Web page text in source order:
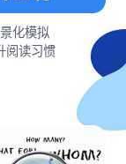
化模拟
阅读习惯